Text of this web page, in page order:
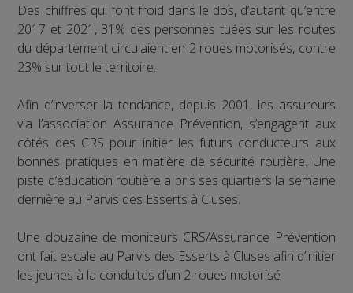
Des chiffres qui font froid dans le dos, d’autant qu’entre
2017 et 2021, 31% des personnes tuées sur les routes
du département circulaient en 2 roues motorisés, contre
23% sur tout le territoire.
Afin d’inverser la tendance, depuis 2001, les assureurs
via l’association Assurance Prévention, s’engagent aux
côtés des CRS pour initier les futurs conducteurs aux
bonnes pratiques en matière de sécurité routière. Une
piste d’éducation routière a pris ses quartiers la semaine
dernière au Parvis des Esserts à Cluses.
Une douzaine de moniteurs CRS/Assurance Prévention
ont fait escale au Parvis des Esserts à Cluses afin d’initier
les jeunes à la conduites d’un 2 roues motorisé